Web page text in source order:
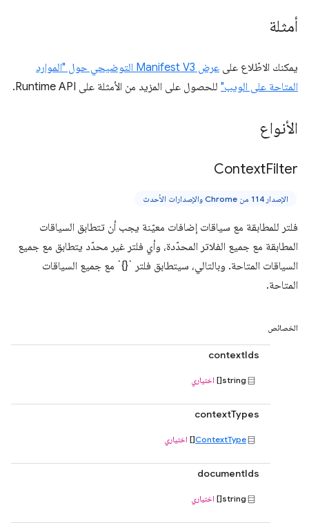
أمثلة
يمكنك الاطّلاع على
عرض Manifest V3 التوضيحي حول "الموارد
المتاحة على الويب" للحصول على المزيد من الأمثلة على Runtime API.
الأنواع
ContextFilter
الإصدار 114 من Chrome والإصدارات الأحدث
فلتر للمطابقة مع سياقات إضافات معيّنة يجب أن تتطابق السياقات
المطابقة مع جميع الفلاتر المحدّدة، وأي فلتر غير محدّد يتطابق مع جميع
السياقات المتاحة. وبالتالي، سيتطابق فلتر `{}` مع جميع السياقات
المتاحة.
الخصائص
contextIds
string[] اختياري
contextTypes
ContextType
[] اختياري
documentIds
string[] اختياري